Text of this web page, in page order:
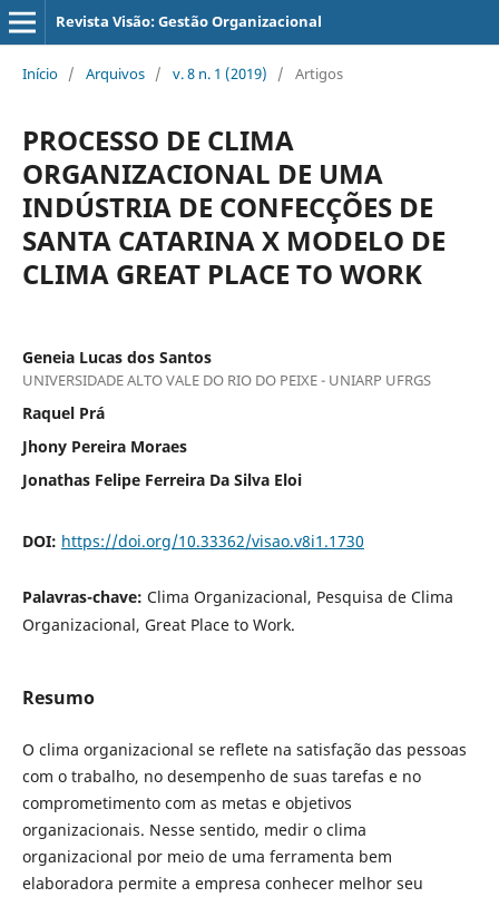
Revista Visão: Gestão Organizacional
Início / Arquivos / v. 8 n. 1 (2019) / Artigos
PROCESSO DE CLIMA
ORGANIZACIONAL DE UMA
INDÚSTRIA DE CONFECÇÕES DE
SANTA CATARINA X MODELO DE
CLIMA GREAT PLACE TO WORK
Geneia Lucas dos Santos
UNIVERSIDADE ALTO VALE DO RIO DO PEIXE - UNIARP UFRGS
Raquel Prá
Jhony Pereira Moraes
Jonathas Felipe Ferreira Da Silva Eloi
DOI: https://doi.org/10.33362/visao.v8i1.1730
Palavras-chave: Clima Organizacional, Pesquisa de Clima
Organizacional, Great Place to Work.
Resumo
O clima organizacional se reflete na satisfação das pessoas
com o trabalho, no desempenho de suas tarefas e no
comprometimento com as metas e objetivos
organizacionais. Nesse sentido, medir o clima
organizacional por meio de uma ferramenta bem
elaboradora permite a empresa conhecer melhor seu